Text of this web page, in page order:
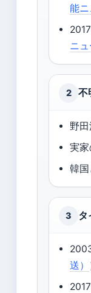
能ニ
ニュ
2 不
野
実
韓
3 タ
送）